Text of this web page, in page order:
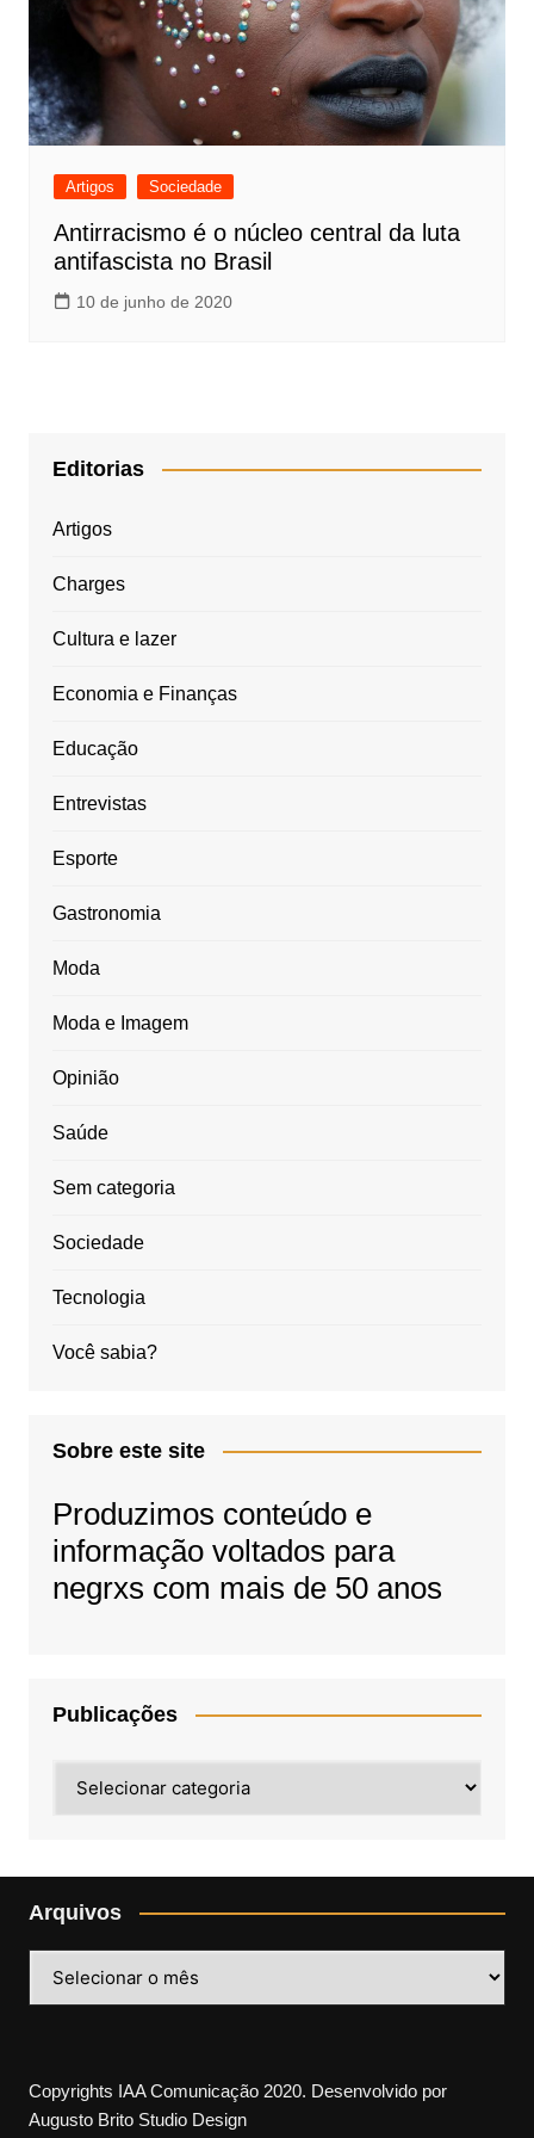
Artigos Sociedade
Antirracismo é o núcleo central da luta
antifascista no Brasil
10 de junho de 2020
Editorias
Artigos
Charges
Cultura e lazer
Economia e Finanças
Educação
Entrevistas
Esporte
Gastronomia
Moda
Moda e Imagem
Opinião
Saúde
Sem categoria
Sociedade
Tecnologia
Você sabia?
Sobre este site
Produzimos conteúdo e
informação voltados para
negrxs com mais de 50 anos
Publicações
Arquivos
Copyrights IAA Comunicação 2020. Desenvolvido por
Augusto Brito Studio Design